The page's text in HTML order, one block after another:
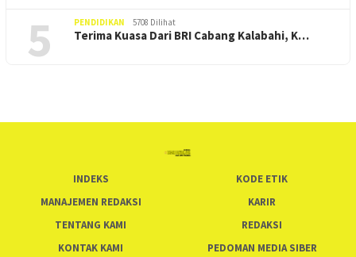
5 PENDIDIKAN 5708 Dilihat
Terima Kuasa Dari BRI Cabang Kalabahi, K…
INDEKS
KODE ETIK
MANAJEMEN REDAKSI
KARIR
TENTANG KAMI
REDAKSI
KONTAK KAMI
PEDOMAN MEDIA SIBER